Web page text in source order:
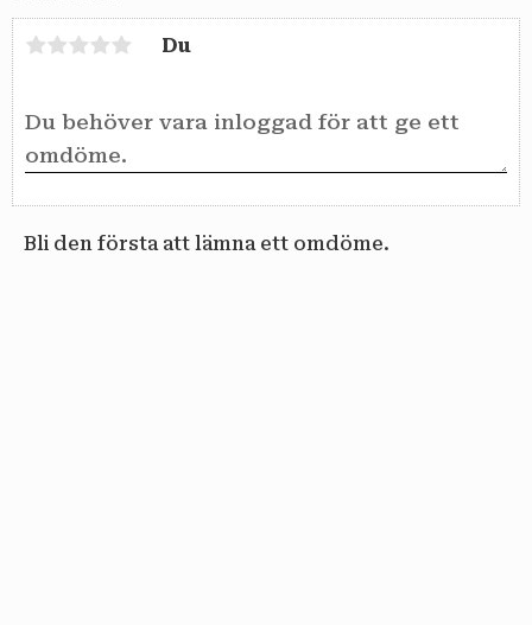
Du
Bli den första att lämna ett omdöme.